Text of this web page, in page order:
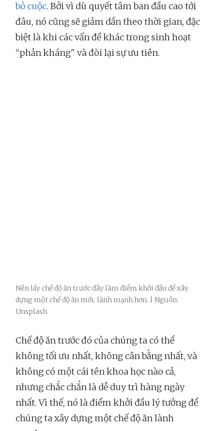
bỏ cuộc. Bởi vì dù quyết tâm ban đầu cao tới
đâu, nó cũng sẽ giảm dần theo thời gian, đặc
biệt là khi các vấn đề khác trong sinh hoạt
“phản kháng" và đòi lại sự ưu tiên.
Nên lấy chế độ ăn trước đây làm điểm khởi đầu để xây
dựng một chế độ ăn mới, lành mạnh hơn. | Nguồn:
Unsplash
Chế độ ăn trước đó của chúng ta có thể
không tối ưu nhất, không cân bằng nhất, và
không có một cái tên khoa học nào cả,
nhưng chắc chắn là dễ duy trì hàng ngày
nhất. Vì thế, nó là điểm khởi đầu lý tưởng để
chúng ta xây dựng một chế độ ăn lành